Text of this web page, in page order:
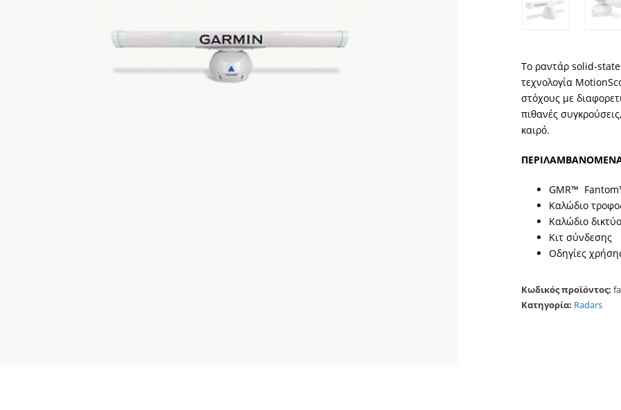
Το ραντάρ solid-state
τεχνολογία
στόχους με
πιθανές
καιρό.
GMR™
Καλώδιο
Καλώδιο
Κιτ σύνδεσης
Οδηγίες
Κωδικός προϊόντος:
Κατηγορία: Radars